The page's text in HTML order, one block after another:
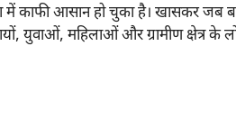
आसान हो चुका है। खासकर जब
युवाओं, महिलाओं और ग्रामीण क्षेत्र के